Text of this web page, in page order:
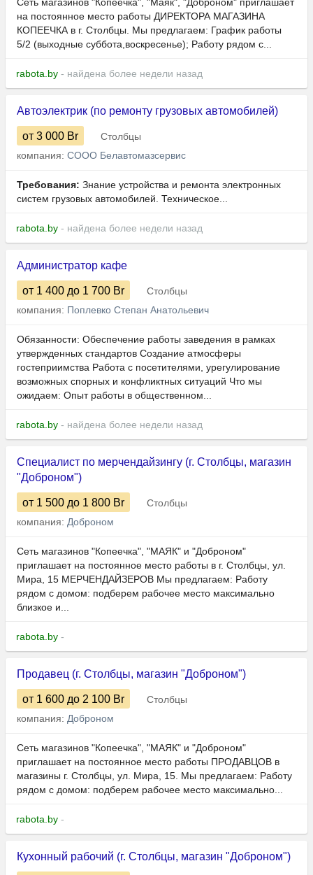
Сеть магазинов "Копеечка", "Маяк", "Доброном" приглашает
на постоянное место работы ДИРЕКТОРА МАГАЗИНА
КОПЕЕЧКА в г. Столбцы. Мы предлагаем: График работы
5/2 (выходные суббота,воскресенье); Работу рядом с...
rabota.by - найдена более недели назад
Автоэлектрик (по ремонту грузовых автомобилей)
от 3 000 Br
Столбцы
компания: СООО Белавтомазсервис
Требования: Знание устройства и ремонта электронных
систем грузовых автомобилей. Техническое...
rabota.by - найдена более недели назад
Администратор кафе
от 1 400 до 1 700 Br
Столбцы
компания: Поплевко Степан Анатольевич
Обязанности: Обеспечение работы заведения в рамках
утвержденных стандартов Создание атмосферы
гостеприимства Работа с посетителями, урегулирование
возможных спорных и конфликтных ситуаций Что мы
ожидаем: Опыт работы в общественном...
rabota.by - найдена более недели назад
Специалист по мерчендайзингу (г. Столбцы, магазин
"Доброном")
от 1 500 до 1 800 Br
Столбцы
компания: Доброном
Сеть магазинов "Копеечка", "МАЯК" и "Доброном"
приглашает на постоянное место работы в г. Столбцы, ул.
Мира, 15 МЕРЧЕНДАЙЗЕРОВ Мы предлагаем: Работу
рядом с домом: подберем рабочее место максимально
близкое и...
rabota.by -
Продавец (г. Столбцы, магазин "Доброном")
от 1 600 до 2 100 Br
Столбцы
компания: Доброном
Сеть магазинов "Копеечка", "МАЯК" и "Доброном"
приглашает на постоянное место работы ПРОДАВЦОВ в
магазины г. Столбцы, ул. Мира, 15. Мы предлагаем: Работу
рядом с домом: подберем рабочее место максимально...
rabota.by -
Кухонный рабочий (г. Столбцы, магазин "Доброном")